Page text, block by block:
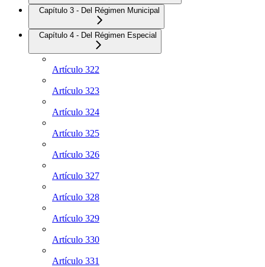
Capítulo 3 - Del Régimen Municipal
Capítulo 4 - Del Régimen Especial
Artículo 322
Artículo 323
Artículo 324
Artículo 325
Artículo 326
Artículo 327
Artículo 328
Artículo 329
Artículo 330
Artículo 331